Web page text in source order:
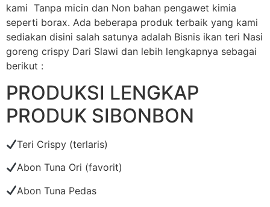
kami Tanpa micin dan Non bahan pengawet kimia
seperti borax. Ada beberapa produk terbaik yang kami
sediakan disini salah satunya adalah Bisnis ikan teri Nasi
goreng crispy Dari Slawi dan lebih lengkapnya sebagai
berikut :
PRODUKSI LENGKAP
PRODUK SIBONBON
Teri Crispy (terlaris)
Abon Tuna Ori (favorit)
Abon Tuna Pedas